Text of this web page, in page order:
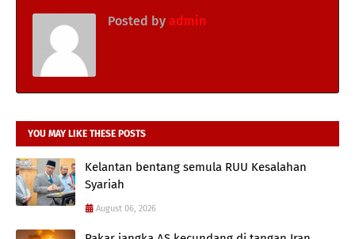
Posted by admin
YOU MAY LIKE THESE POSTS
Kelantan bentang semula RUU Kesalahan
Syariah
August 06, 2026